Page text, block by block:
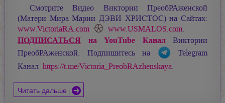
Смотрите Видео Виктории ПреобРАженской
(Матери МираМарии ДЭВИ ХРИСТОС) на Сайтах:
www.VictoriaRA.com
www.USMALOS.com.
ПОДПИСАТЬСЯ на YouTube КаналВиктории
ПреобРАженской. Подпишитесь на
Telegram
Канал https://t.me/Victoria_PreobRAzhenskaya.
Читать дальше